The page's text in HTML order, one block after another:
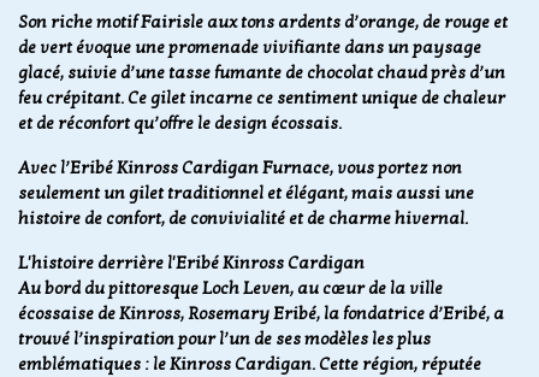
Son riche motif Fairisle aux tons ardents d’orange, de rouge et
de vert évoque une promenade vivifiante dans un paysage
glacé, suivie d’une tasse fumante de chocolat chaud près d’un
feu crépitant. Ce gilet incarne ce sentiment unique de chaleur
et de réconfort qu’offre le design écossais.
Avec l’Eribé Kinross Cardigan Furnace, vous portez non
seulement un gilet traditionnel et élégant, mais aussi une
histoire de confort, de convivialité et de charme hivernal.
L'histoire derrière l'Eribé Kinross Cardigan
Au bord du pittoresque Loch Leven, au cœur de la ville
écossaise de Kinross, Rosemary Eribé, la fondatrice d’Eribé, a
trouvé l’inspiration pour l’un de ses modèles les plus
emblématiques : le Kinross Cardigan. Cette région, réputée